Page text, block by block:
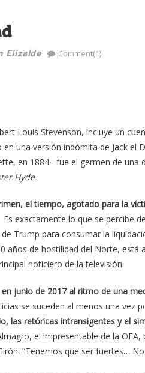
Elizalde Comment(1)
Louis Stevenson, incluye un
una versión indómita de Jack el
en 1884– fue el germen de
Hyde.
el tiempo, agotado para la
exactamente lo que se percibe
Trump para consumar la
años de hostilidad del Norte,
noticiero de la televisión.
junio de 2017 al ritmo de una
se suceden al menos una vez
las retóricas intransigentes y el
el impresentable de la
“Tenemos que ser fuertes…